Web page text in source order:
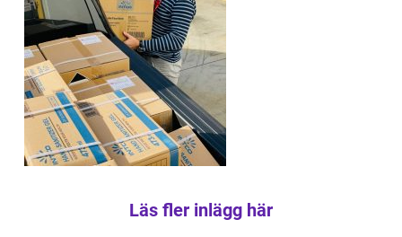
Läs fler inlägg här